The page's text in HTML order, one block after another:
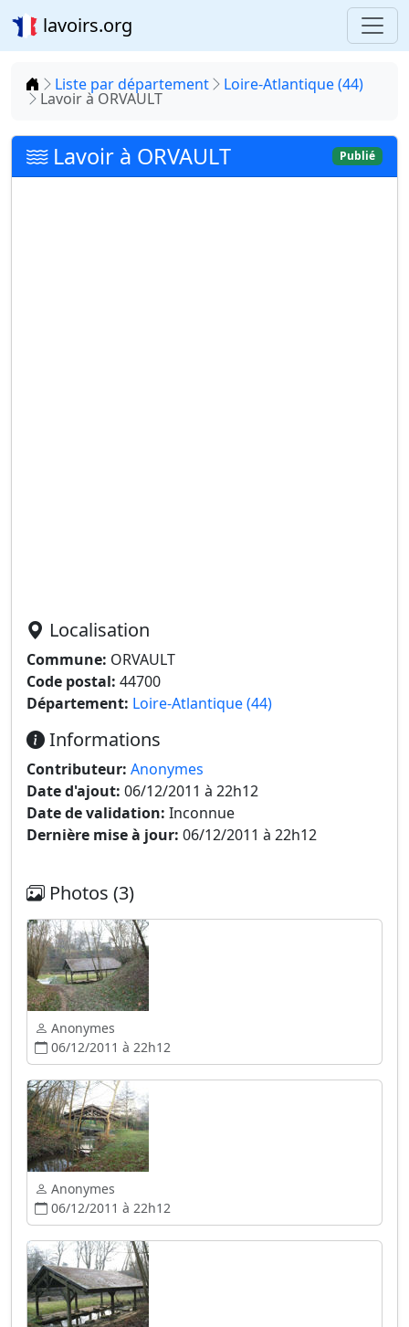
lavoirs.org
Accueil
Liste par département Loire-Atlantique (44)
Lavoir à ORVAULT
Lavoir à ORVAULT Publié
Localisation
Commune: ORVAULT
Code postal: 44700
Département: Loire-Atlantique (44)
Informations
Contributeur: Anonymes
Date d'ajout: 06/12/2011 à 22h12
Date de validation: Inconnue
Dernière mise à jour: 06/12/2011 à 22h12
Photos (3)
Anonymes
06/12/2011 à 22h12
Anonymes
06/12/2011 à 22h12